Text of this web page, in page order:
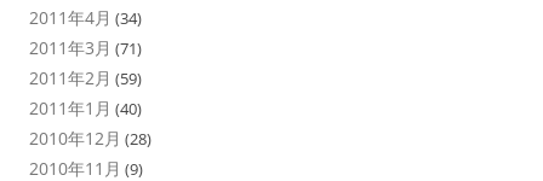
2011年4月 (34)
2011年3月 (71)
2011年2月 (59)
2011年1月 (40)
2010年12月 (28)
2010年11月 (9)